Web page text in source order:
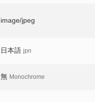
image/jpeg
日本語 jpn
無 Monochrome